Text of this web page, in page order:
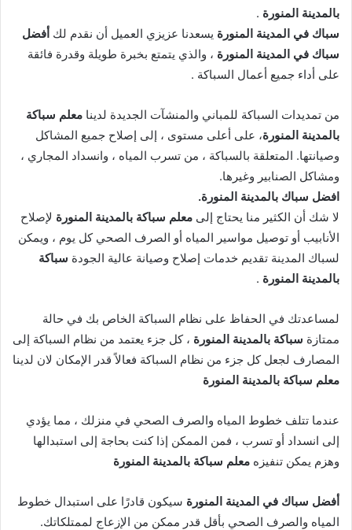
بالمدينة المنورة .
سباك في المدينة المنورة يسعدنا عزيزي العميل أن نقدم لك أفضل
سباك في المدينة المنورة ، والذي يتمتع بخبرة طويلة وقدرة فائقة
على أداء جميع أعمال السباكة .
من تمديدات السباكة للمباني والمنشآت الجديدة لدينا معلم سباكة
بالمدينة المنورة، على أعلى مستوى ، إلى إصلاح جميع المشاكل
وصيانتها. المتعلقة بالسباكة ، من تسرب المياه ، وانسداد المجاري ،
ومشاكل الصنابير وغيرها.
افضل سباك بالمدينة المنورة.
لا شك أن الكثير منا يحتاج إلى معلم سباكة بالمدينة المنورة لإصلاح
الأنابيب أو توصيل مواسير المياه أو الصرف الصحي كل يوم ، ويمكن
لسباك المدينة تقديم خدمات إصلاح وصيانة عالية الجودة سباكة
بالمدينة المنورة .
لمساعدتك في الحفاظ على نظام السباكة الخاص بك في حالة
ممتازة سباكة بالمدينة المنورة ، كل جزء يعتمد من نظام السباكة إلى
المصارف لجعل كل جزء من نظام السباكة فعالاً قدر الإمكان لان لدينا
معلم سباكة بالمدينة المنورة
عندما تتلف خطوط المياه والصرف الصحي في منزلك ، مما يؤدي
إلى انسداد أو تسرب ، فمن الممكن إذا كنت بحاجة إلى استبدالها
وهزم يمكن تنفيزه معلم سباكة بالمدينة المنورة
أفضل سباك في المدينة المنورة سيكون قادرًا على استبدال خطوط
المياه والصرف الصحي بأقل قدر ممكن من الإزعاج لممتلكاتك.